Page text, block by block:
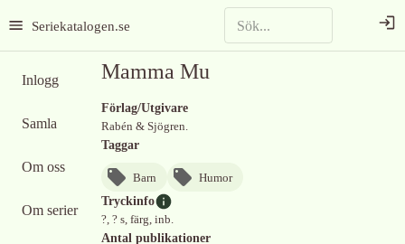
Seriekatalogen.se
Inlogg
Samla
Om oss
Om serier
Mamma Mu
Förlag/Utgivare
Rabén & Sjögren.
Taggar
Barn
Humor
Tryckinfo
?, ? s, färg, inb.
Antal publikationer